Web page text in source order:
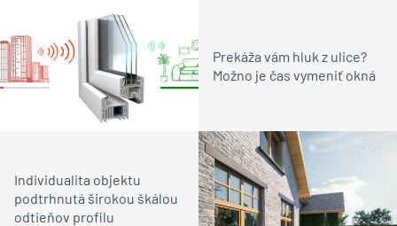
Prekáža vám hluk z ulice?
Možno je čas vymeniť okná
Individualita objektu
podtrhnutá širokou škálou
odtieňov profilu